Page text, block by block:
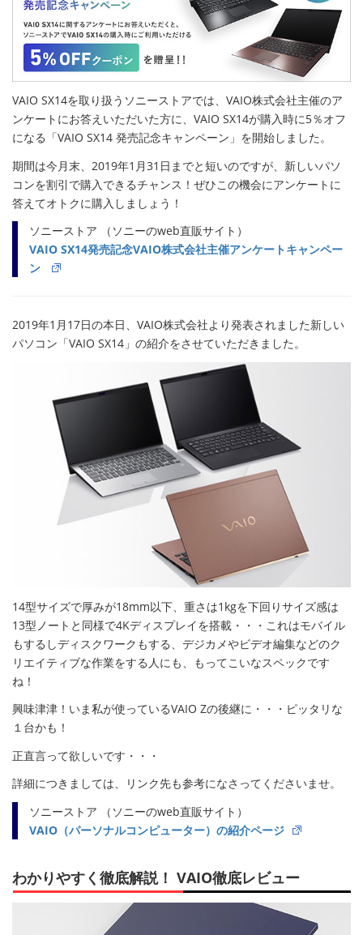
VAIO SX14を取り扱うソニーストアでは、VAIO株式会社主催のア
ンケートにお答えいただいた方に、VAIO SX14が購入時に5％オフ
になる「VAIO SX14 発売記念キャンペーン」を開始しました。
期間は今月末、2019年1月31日までと短いのですが、新しいパソ
コンを割引で購入できるチャンス！ぜひこの機会にアンケートに
答えてオトクに購入しましょう！
ソニーストア （ソニーのweb直販サイト）
VAIO SX14発売記念VAIO株式会社主催アンケートキャンペー
ン
2019年1月17日の本日、VAIO株式会社より発表されました新しい
パソコン「VAIO SX14」の紹介をさせていただきました。
14型サイズで厚みが18mm以下、重さは1kgを下回りサイズ感は
13型ノートと同様で4Kディスプレイを搭載・・・これはモバイル
もするしディスクワークもする、デジカメやビデオ編集などのク
リエイティブな作業をする人にも、もってこいなスペックです
ね！
興味津津！いま私が使っているVAIO Zの後継に・・・ピッタリな
１台かも！
正直言って欲しいです・・・
詳細につきましては、リンク先も参考になさってくださいませ。
ソニーストア （ソニーのweb直販サイト）
VAIO（パーソナルコンピューター）の紹介ページ
わかりやすく徹底解説！ VAIO徹底レビュー